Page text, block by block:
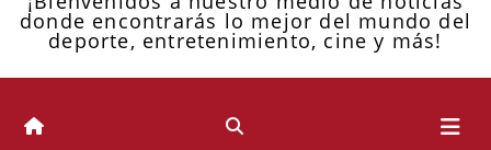
donde encontrarás lo mejor del mundo del
deporte, entretenimiento, cine y más!